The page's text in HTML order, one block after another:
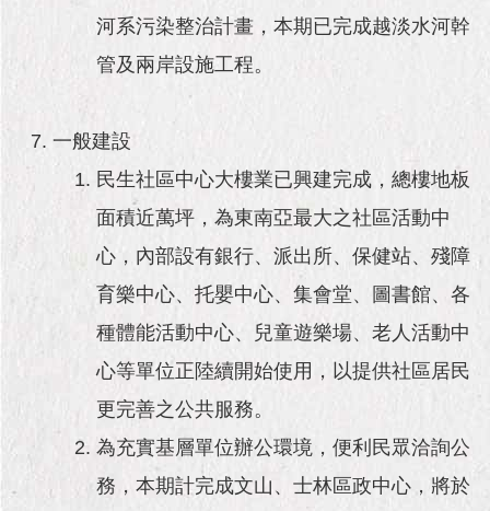
河系污染整治計畫，本期已完成越淡水河幹
管及兩岸設施工程。
一般建設
民生社區中心大樓業已興建完成，總樓地板
面積近萬坪，為東南亞最大之社區活動中
心，內部設有銀行、派出所、保健站、殘障
育樂中心、托嬰中心、集會堂、圖書館、各
種體能活動中心、兒童遊樂場、老人活動中
心等單位正陸續開始使用，以提供社區居民
更完善之公共服務。
為充實基層單位辦公環境，便利民眾洽詢公
務，本期計完成文山、士林區政中心，將於